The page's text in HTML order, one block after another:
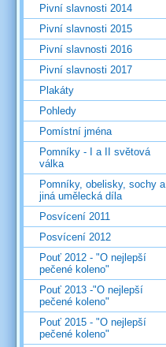
Pivní slavnosti 2014
Pivní slavnosti 2015
Pivní slavnosti 2016
Pivní slavnosti 2017
Plakáty
Pohledy
Pomístní jména
Pomníky - I a II světová
válka
Pomníky, obelisky, sochy a
jiná umělecká díla
Posvícení 2011
Posvícení 2012
Pouť 2012 - "O nejlepší
pečené koleno"
Pouť 2013 -"O nejlepší
pečené koleno"
Pouť 2015 - "O nejlepší
pečené koleno"